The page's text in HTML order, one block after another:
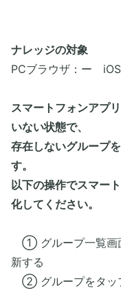
ナレッジの対象
PCブラウザ：ー
スマートフォンアプ
いない状態で、
存在しないグループ
す。
以下の操作でスマー
化してください。
① グループ一覧画
新する
② グループをタッ